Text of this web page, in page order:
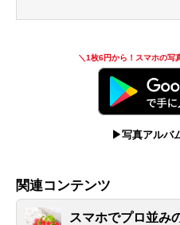
＼1枚6円から！スマホの写
▶写真アルバ
関連コンテンツ
スマホでプロ並み